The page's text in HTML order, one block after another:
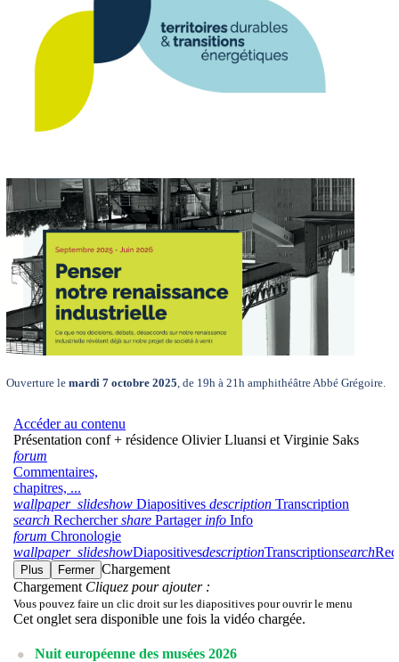
Ouverture lemardi 7 octobre 2025 , de 19h à 21h amphithéâtre Abbé Grégoire.
Nuit européenne des musées 2026